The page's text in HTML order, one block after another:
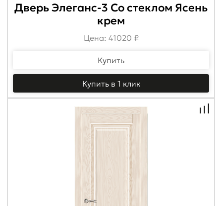
Дверь Элеганс-3 Со стеклом Ясень
крем
Цена: 41020 ₽
Купить
Купить в 1 клик